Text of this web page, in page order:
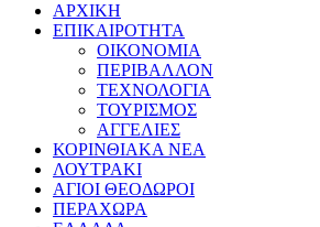
ΑΡΧΙΚΗ
ΕΠΙΚΑΙΡΟΤΗΤΑ
ΟΙΚΟΝΟΜΙΑ
ΠΕΡΙΒΑΛΛΟΝ
ΤΕΧΝΟΛΟΓΙΑ
ΤΟΥΡΙΣΜΟΣ
ΑΓΓΕΛΙΕΣ
ΚΟΡΙΝΘΙΑΚΑ ΝΕΑ
ΛΟΥΤΡΑΚΙ
ΑΓΙΟΙ ΘΕΟΔΩΡΟΙ
ΠΕΡΑΧΩΡΑ